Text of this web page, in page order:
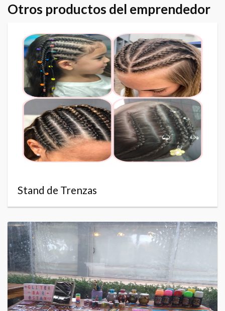
Otros productos del emprendedor
Stand de Trenzas